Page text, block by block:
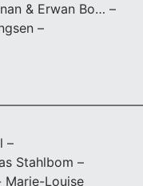
& Erwan Bo… –
–
–
Stahlbom –
Marie-Louise